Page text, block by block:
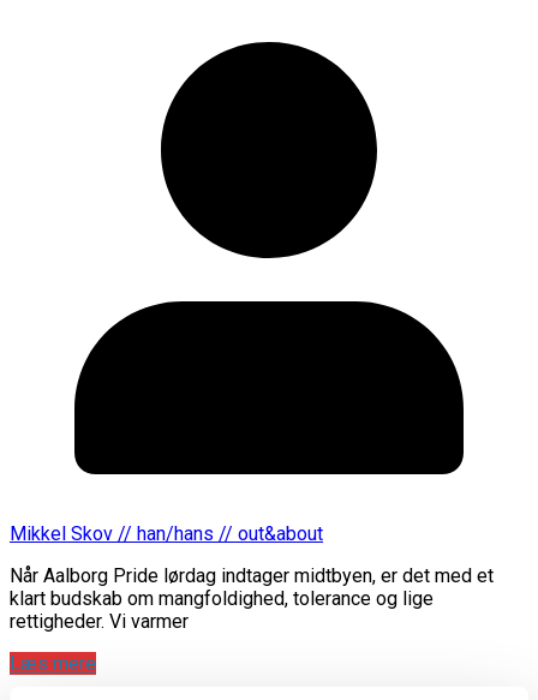
Mikkel Skov // han/hans // out&about
Når Aalborg Pride lørdag indtager midtbyen, er det med et
klart budskab om mangfoldighed, tolerance og lige
rettigheder. Vi varmer
Læs mere